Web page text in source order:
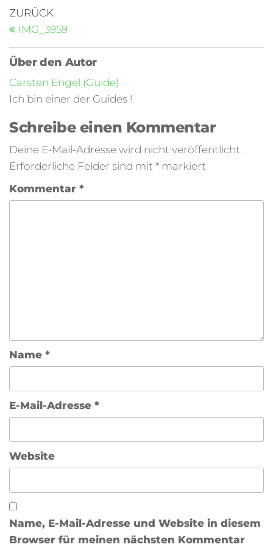
ZURÜCK
IMG_3959
Über den Autor
Carsten Engel (Guide)
Ich bin einer der Guides !
Schreibe einen Kommentar
Deine E-Mail-Adresse wird nicht veröffentlicht.
Erforderliche Felder sind mit * markiert
Kommentar *
Name *
E-Mail-Adresse *
Website
Name, E-Mail-Adresse und Website in diesem
Browser für meinen nächsten Kommentar